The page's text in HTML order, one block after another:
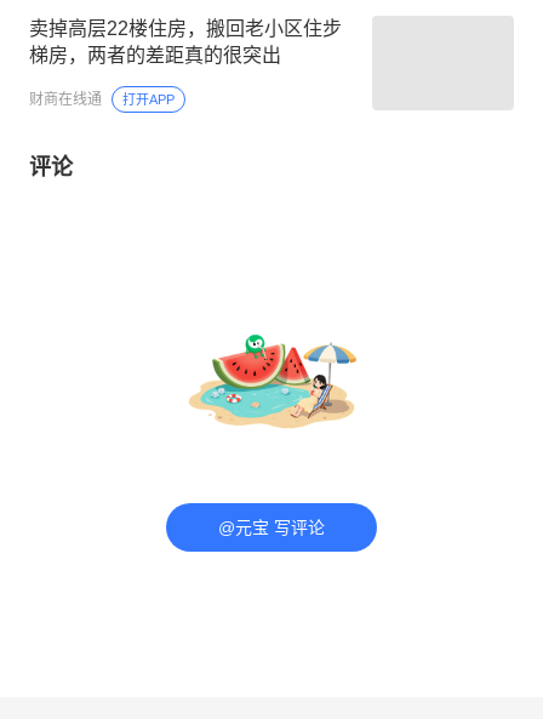
卖掉高层22楼住房，搬回老小区住步
梯房，两者的差距真的很突出
财商在线通 打开APP
评论
@元宝 写评论